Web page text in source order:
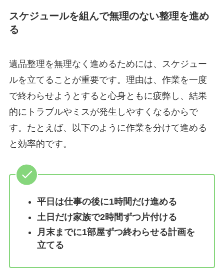
スケジュールを組んで無理のない整理を進め
る
遺品整理を無理なく進めるためには、スケジュー
ルを立てることが重要です。理由は、作業を一度
で終わらせようとすると心身ともに疲弊し、結果
的にトラブルやミスが発生しやすくなるからで
す。たとえば、以下のように作業を分けて進める
と効率的です。
平日は仕事の後に1時間だけ進める
土日だけ家族で2時間ずつ片付ける
月末までに1部屋ずつ終わらせる計画を
立てる